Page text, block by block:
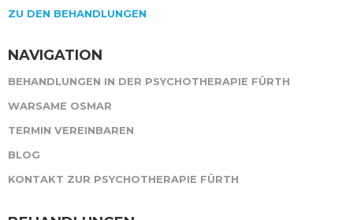
ZU DEN BEHANDLUNGEN
NAVIGATION
BEHANDLUNGEN IN DER PSYCHOTHERAPIE FÜRTH
WARSAME OSMAR
TERMIN VEREINBAREN
BLOG
KONTAKT ZUR PSYCHOTHERAPIE FÜRTH